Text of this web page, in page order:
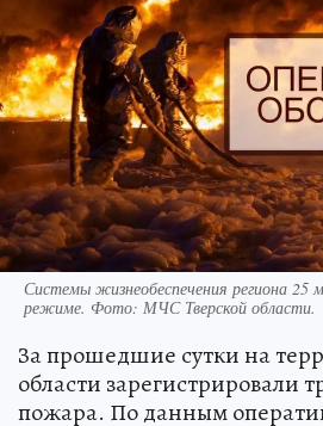
Системы жизнеобеспечения региона
режиме. Фото: МЧС Тверской области.
За прошедшие сутки на
области зарегистрировали
пожара. По данным